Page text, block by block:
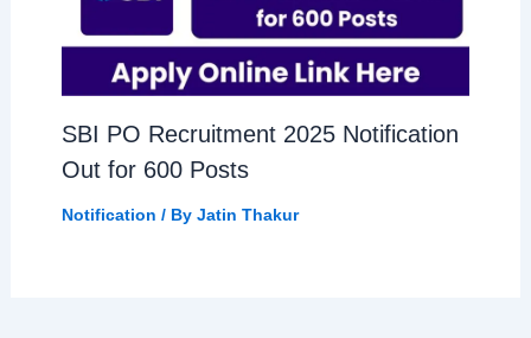
SBI PO Recruitment 2025 Notification
Out for 600 Posts
Notification / By Jatin Thakur